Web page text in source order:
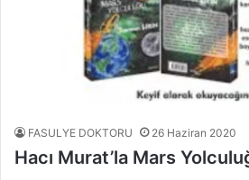
FASULYE DOKTORU 26 Haziran 2020
Hacı Murat’la Mars